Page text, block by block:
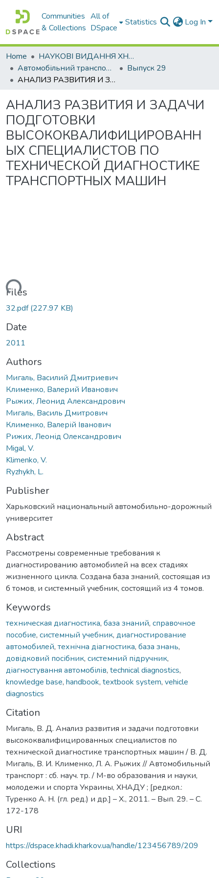
Communities
& Collections
All of
DSpace
Statistics Log In
Home
НАУКОВІ ВИДАННЯ ХНАДУ
Автомобільний транспорт / Автомобильный транспорт
Выпуск 29
АНАЛИЗ РАЗВИТИЯ И ЗАДАЧИ ПОДГОТОВКИ ВЫСОКОКВАЛИФИЦИРОВАННЫХ СПЕЦИАЛИСТОВ ПО ТЕХНИЧЕСКОЙ ДИАГНОСТИКЕ ТРАНСПОРТНЫХ МАШИН
АНАЛИЗ РАЗВИТИЯ И ЗАДАЧИ
ПОДГОТОВКИ
ВЫСОКОКВАЛИФИЦИРОВАНН
ЫХ СПЕЦИАЛИСТОВ ПО
ТЕХНИЧЕСКОЙ ДИАГНОСТИКЕ
ТРАНСПОРТНЫХ МАШИН
Files
32.pdf(227.97 KB)
Date
2011
Authors
Мигаль, Василий Дмитриевич
Клименко, Валерий Иванович
Рыжих, Леонид Александрович
Мигаль, Василь Дмитрович
Клименко, Валерій Іванович
Рижих, Леонід Олександрович
Migal, V.
Klimenko, V.
Ryzhykh, L.
Publisher
Харьковский национальный автомобильно-дорожный
университет
Abstract
Рассмотрены современные требования к
диагностированию автомобилей на всех стадиях
жизненного цикла. Создана база знаний, состоящая из
б томов, и системный учебник, состоящий из 4 томов.
Keywords
техническая диагностика, база знаний, справочное
пособие, системный учебник, диагностирование
автомобилей, технічна діагностика, база знань,
довідковий посібник, системний підручник,
діагностування автомобілів, technical diagnostics,
knowledge base, handbook, textbook system, vehicle
diagnostics
Citation
Мигаль, В. Д. Анализ развития и задачи подготовки
высококвалифицированных специалистов по
технической диагностике транспортных машин / В. Д.
Мигаль, В. И. Клименко, Л. А. Рыжих // Автомобильный
транспорт : сб. науч. тр. / М-во образования и науки,
молодежи и спорта Украины, ХНАДУ ; [редкол.:
Туренко А. Н. (гл. ред.) и др.] – Х., 2011. – Вып. 29. – С.
172-178
URI
https://dspace.khadi.kharkov.ua/handle/123456789/209
Collections